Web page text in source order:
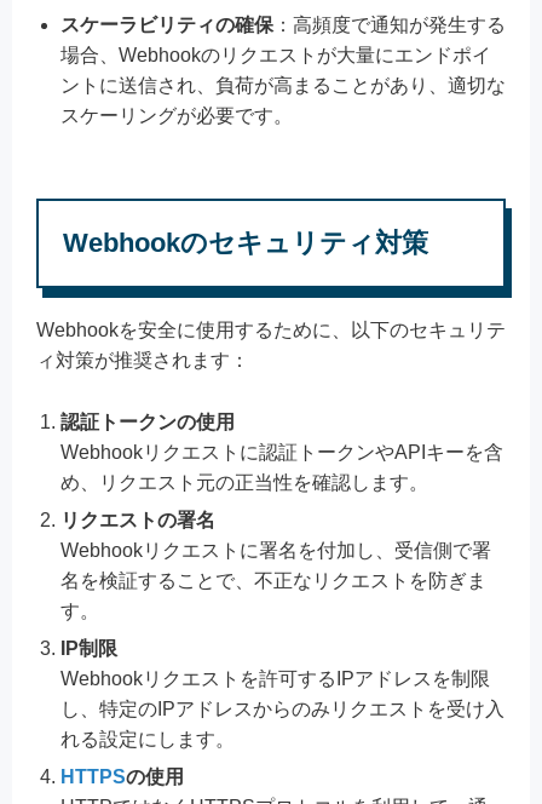
スケーラビリティの確保 ：高頻度で通知が発生する
場合、Webhookのリクエストが大量にエンドポイ
ントに送信され、負荷が高まることがあり、適切な
スケーリングが必要です。
Webhookのセキュリティ対策
Webhookを安全に使用するために、以下のセキュリテ
ィ対策が推奨されます：
認証トークンの使用
Webhookリクエストに認証トークンやAPIキーを含
め、リクエスト元の正当性を確認します。
リクエストの署名
Webhookリクエストに署名を付加し、受信側で署
名を検証することで、不正なリクエストを防ぎま
す。
IP制限
Webhookリクエストを許可するIPアドレスを制限
し、特定のIPアドレスからのみリクエストを受け入
れる設定にします。
HTTPSの使用